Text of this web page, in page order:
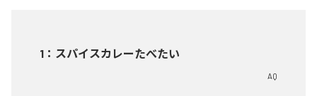
1 ： スパイスカレーたべたい
AQ